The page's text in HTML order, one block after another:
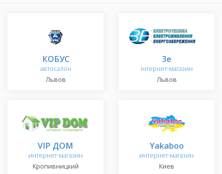
КОБУС
автосалон
Львов
3e
інтернет-магазин
Львов
VIP ДОМ
интернет-магазин
Кропивницкий
Yakaboo
интернет-магазин
Киев